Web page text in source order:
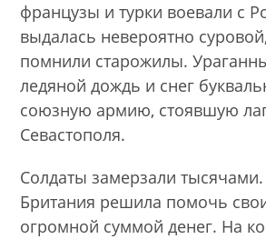
французы и турки воевали с
выдалась невероятно
помнили старожилы.
ледяной дождь и снег
союзную армию, стоявшую
Севастополя.
Солдаты замерзали
Британия решила помочь
огромной суммой денег. На